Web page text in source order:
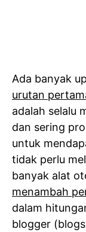
Ada banyak
urutan
adalah selalu
dan sering
untuk
tidak perlu
banyak alat
menambah
dalam
blogger